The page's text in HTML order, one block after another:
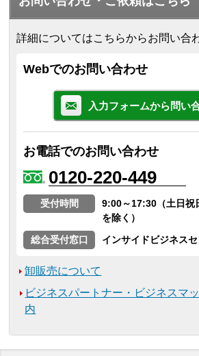
詳細についてはこちらからお問い合
Webでのお問い合わせ
入力フォームから問い
お電話でのお問い合わせ
0120-220-449
受付時間
9:00～17:30（土日祝
を除く）
総合受付窓口
インサイドビジネス
卸販売について
ビジネスパートナー・ビジネスマ
内